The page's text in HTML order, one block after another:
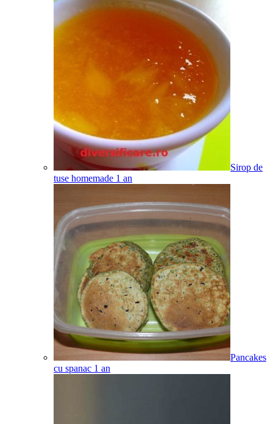
Sirop de
tuse homemade 1 an
Pancakes
cu spanac 1 an